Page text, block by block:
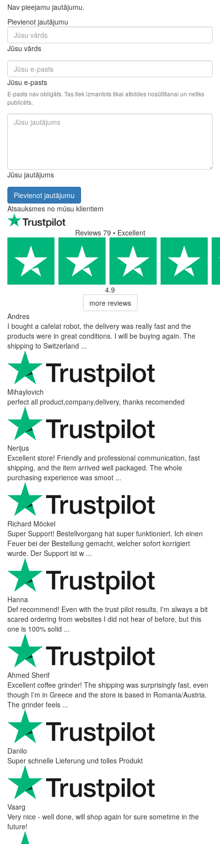
Nav pieejamu jautājumu.
Pievienot jautājumu
Jūsu vārds
Jūsu e-pasts
E-pasts nav obligāts. Tas tiek izmantots tikai atbildes nosūtīšanai un netiks
publicēts.
Jūsu jautājums
Pievienot jautājumu
Atsauksmes no mūsu klientiem
Reviews 79 • Excellent
4.9
more reviews
Andres
I bought a cafelat robot, the delivery was really fast and the
products were in great conditions. I will be buying again. The
shipping to Switzerland ...
Mihaylovich
perfect all product,company,delivery, thanks recomended
Nerijus
Excellent store! Friendly and professional communication, fast
shipping, and the item arrived well packaged. The whole
purchasing experience was smoot ...
Richard Möckel
Super Support! Bestellvorgang hat super funktioniert. Ich einen
Feuer bei der Bestellung gemacht, welcher sofort korrigiert
wurde. Der Support ist w ...
Hanna
Def recommend! Even with the trust pilot results, I'm always a bit
scared ordering from websites I did not hear of before, but this
one is 100% solid ...
Ahmed Sherif
Excellent coffee grinder! The shipping was surprisingly fast, even
though I’m in Greece and the store is based in Romania/Austria.
The grinder feels ...
Danilo
Super schnelle Lieferung und tolles Produkt
Vaarg
Very nice - well done, will shop again for sure sometime in the
future!